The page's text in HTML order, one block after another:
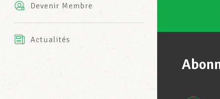
Devenir Membre
Actualités